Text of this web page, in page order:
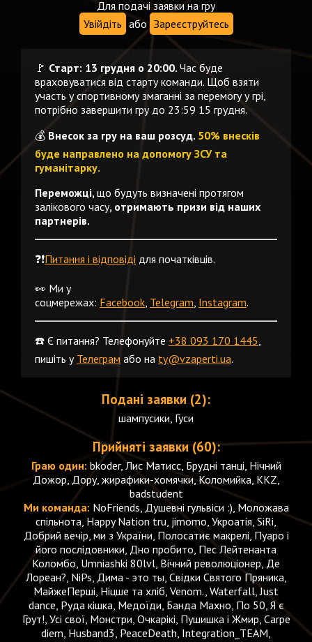
Для подачі заявки на гру
Увійдіть або Зареєструйтесь
🚩 Старт: 13 грудня о 20:00. Час буде
враховуватися від старту команди. Щоб взяти
участь у спортивному змаганні за перемогу у грі,
потрібно завершити гру до 23:59 15 грудня.
💰 Внесок за гру на ваш розсуд. 50% внесків
буде направлено на допомогу ЗСУ та
гуманітарку.
Переможці,що будуть визначені протягом
залікового часу, отримають призи від наших
партнерів.
❓❗️Питання і відповіді для початківців.
👀 Ми у
соцмережах: Facebook, Telegram, Instagram.
☎️ Є питання? Телефонуйте +38 093 170 1445,
пишіть у Телеграм або на ty@vzaperti.ua.
Подані заявки (2):
шампусики, Гуси
Прийняті заявки (60):
Граю один: bkoder, Лис Матисс, Брудні танці, Нічний
Дожор, Дору, жирафики-хомячки, Коломийка, KKZ,
badstudent
Ми команда: NoFriends, Душевні гульвіси :), Моложава
спільнота, Happy Nation tru, jimomo, Укроатія, SiRi,
Добрий вечір, ми з України, Полосатиє макрелі, Пуаро і
його послідовники, Дно пробито, Пес Лейтенанта
Коломбо, Umniashki 80lvl, Вічний революціонер, Де
Лореан?, NiPs, Дима - это ты, Свідки Святого Пряника,
МайжеПерші, Ніцше та хліб, Venom., Waterfall, Just
dance, Руда кішка, Медоїди, Банда Махно, По 50, Я є
Грут!, Усі свої, Монстри, Очкарікі, Пушишка і Жмир, Carpe
diem, Husband3, PeaceDeath, Integration_TEAM,